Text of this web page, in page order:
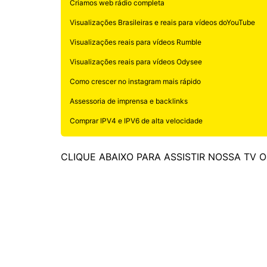
Criamos web rádio completa
Visualizações Brasileiras e reais para vídeos doYouTube
Visualizações reais para vídeos Rumble
Visualizações reais para vídeos Odysee
Como crescer no instagram mais rápido
Assessoria de imprensa e backlinks
Comprar IPV4 e IPV6 de alta velocidade
CLIQUE ABAIXO PARA ASSISTIR NOSSA TV